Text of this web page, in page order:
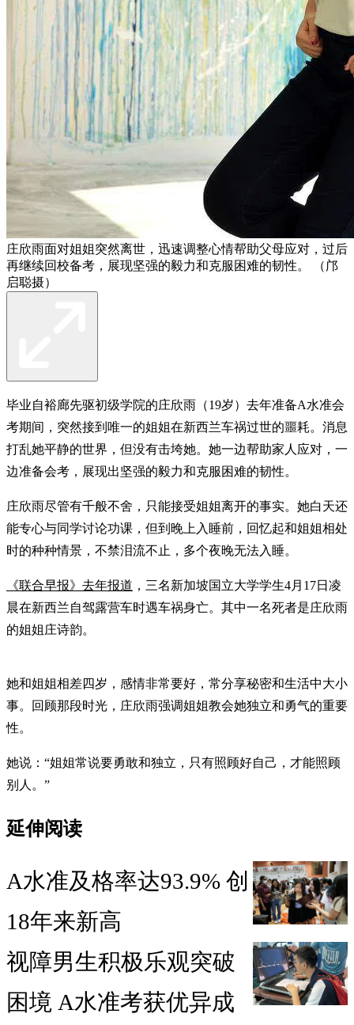
庄欣雨面对姐姐突然离世，迅速调整心情帮助父母应对，过后
再继续回校备考，展现坚强的毅力和克服困难的韧性。 （邝
启聪摄）
毕业自裕廊先驱初级学院的庄欣雨（19岁）去年准备A水准会
考期间，突然接到唯一的姐姐在新西兰车祸过世的噩耗。消息
打乱她平静的世界，但没有击垮她。她一边帮助家人应对，一
边准备会考，展现出坚强的毅力和克服困难的韧性。
庄欣雨尽管有千般不舍，只能接受姐姐离开的事实。她白天还
能专心与同学讨论功课，但到晚上入睡前，回忆起和姐姐相处
时的种种情景，不禁泪流不止，多个夜晚无法入睡。
《联合早报》去年报道 ，三名新加坡国立大学学生4月17日凌
晨在新西兰自驾露营车时遇车祸身亡。其中一名死者是庄欣雨
的姐姐庄诗韵。
她和姐姐相差四岁，感情非常要好，常分享秘密和生活中大小
事。回顾那段时光，庄欣雨强调姐姐教会她独立和勇气的重要
性。
她说：“姐姐常说要勇敢和独立，只有照顾好自己，才能照顾
别人。”
延伸阅读
A水准及格率达93.9% 创
18年来新高
视障男生积极乐观突破
困境 A水准考获优异成